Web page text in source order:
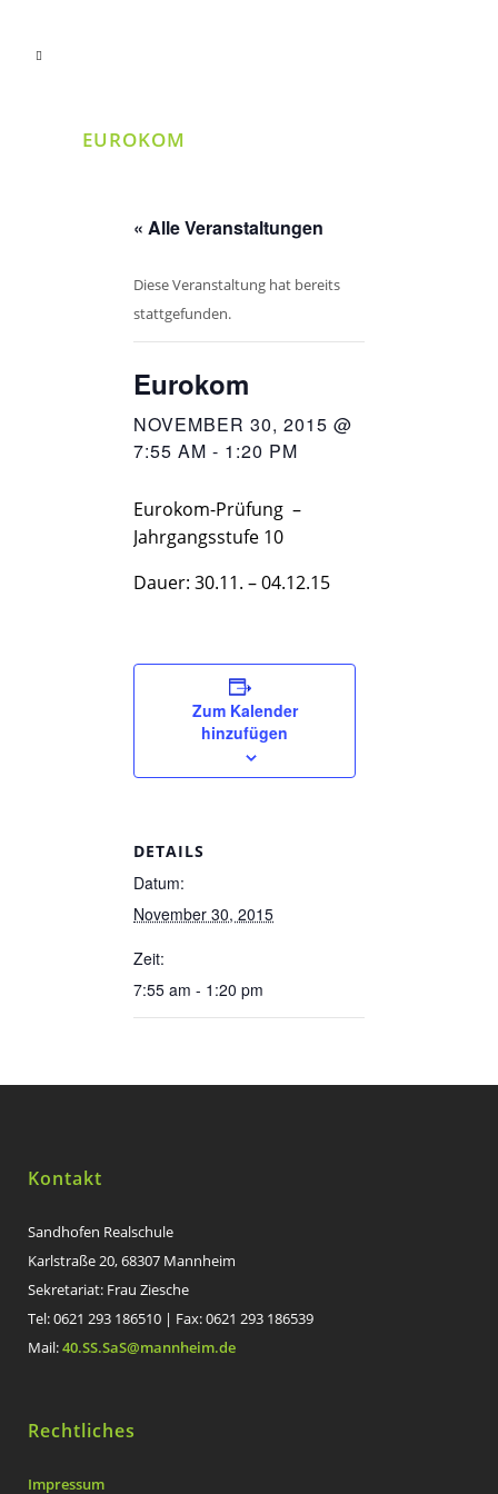
EUROKOM
« Alle Veranstaltungen
Diese Veranstaltung hat bereits
stattgefunden.
Eurokom
NOVEMBER 30, 2015 @
7:55 AM - 1:20 PM
Eurokom-Prüfung –
Jahrgangsstufe 10
Dauer: 30.11. – 04.12.15
Zum Kalender
hinzufügen
DETAILS
Datum:
November 30, 2015
Zeit:
7:55 am - 1:20 pm
Kontakt
Sandhofen Realschule
Karlstraße 20, 68307 Mannheim
Sekretariat: Frau Ziesche
Tel: 0621 293 186510 | Fax: 0621 293 186539
Mail:40.SS.SaS@mannheim.de
Rechtliches
Impressum